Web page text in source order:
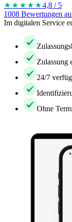
★★★★ ★4,8 / 5
1008 Bewertungen
Im digitalen Service
Zulassung
24/7
Ohne